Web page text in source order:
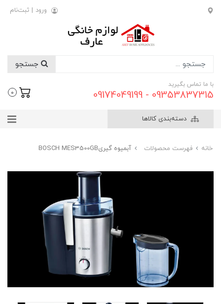
ورود | ثبت‌نام
با ما تماس بگیرید
09353837315 - 09174049199
0
دسته‌بندی کالاها
خانه فهرست محصولات آبمیوه گیریBOSCH MES3500GB